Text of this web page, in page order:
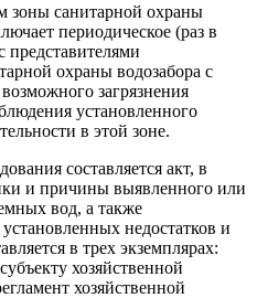
зоны санитарной охраны
периодическое (раз в
представителями
охраны водозабора с
загрязнения
установленного
в этой зоне.
составляется акт, в
и причины выявленного или
вод, а также
недостатков и
в трех экземплярах:
хозяйственной
хозяйственной